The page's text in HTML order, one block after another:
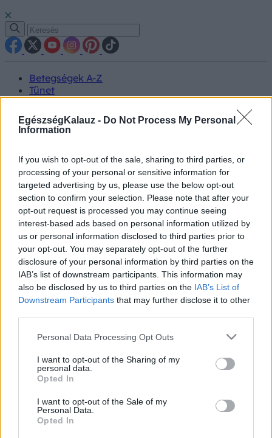
EgészségKalauz - Do Not Process My Personal
Information
If you wish to opt-out of the sale, sharing to third parties, or
processing of your personal or sensitive information for
targeted advertising by us, please use the below opt-out
section to confirm your selection. Please note that after your
opt-out request is processed you may continue seeing
interest-based ads based on personal information utilized by
us or personal information disclosed to third parties prior to
your opt-out. You may separately opt-out of the further
disclosure of your personal information by third parties on the
IAB’s list of downstream participants. This information may
also be disclosed by us to third parties on the IAB’s List of
Downstream Participants that may further disclose it to other
Please note that this website/app uses one or more Google
not limited to your visit or usage behaviour. You may click to
grant or deny consent to Google and its third-party tags to
use your data for below specified purposes in below Google
consent section.
Personal Data Processing Opt Outs
I want to opt-out of the Sharing of my
personal data.
Opted In
I want to opt-out of the Sale of my
Personal Data.
Opted In
Betegségek A-Z
Tünet
Vizsgálat
Kezelés
Életmódváltás
Hírek
Videók
Kisállatok egészsége
#allergia #influenza#cukorbetegség
#orvosmeteorológia#vérnyomás#stroke#rákbetegség
#pajzsmirigy#reflux#ekcéma#herpesz
Regisztráció
Daganatos betegségek